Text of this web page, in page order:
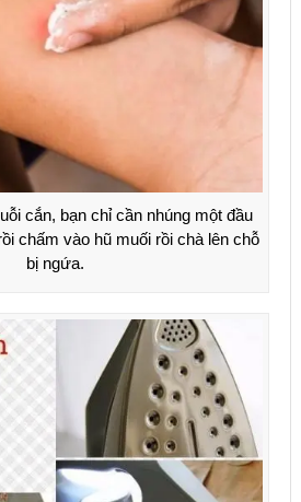
cắn, bạn chỉ cần nhúng một đầu
chấm vào hũ muối rồi chà lên chỗ
bị ngứa.